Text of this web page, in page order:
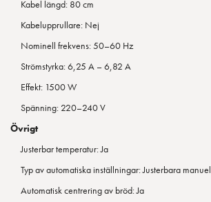
Kabel längd: 80 cm
Kabelupprullare: Nej
Nominell frekvens: 50–60 Hz
Strömstyrka: 6,25 A – 6,82 A
Effekt: 1500 W
Spänning: 220–240 V
Övrigt
Justerbar temperatur: Ja
Typ av automatiska inställningar: Justerbara
Automatisk centrering av bröd: Ja